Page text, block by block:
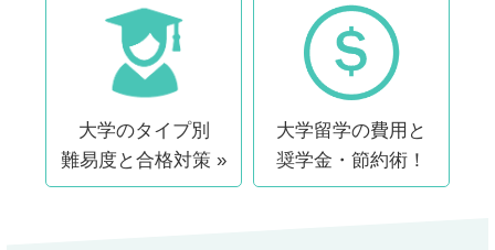
大学のタイプ別
難易度と合格対策 »
大学留学の費用と
奨学金・節約術！